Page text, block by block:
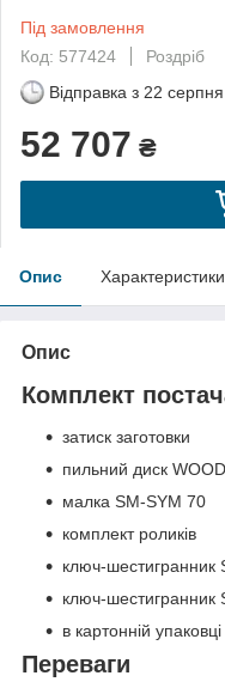
Під замовлення
Код: 577424
Роздріб
Відправка з 22
52 707 ₴
Опис Характеристики
Опис
Комплект
затиск заготовки
пильний диск
малка SM-SYM 70
комплект роликів
ключ-шестигранник
ключ-шестигранник
в картонній упаковці
Переваги